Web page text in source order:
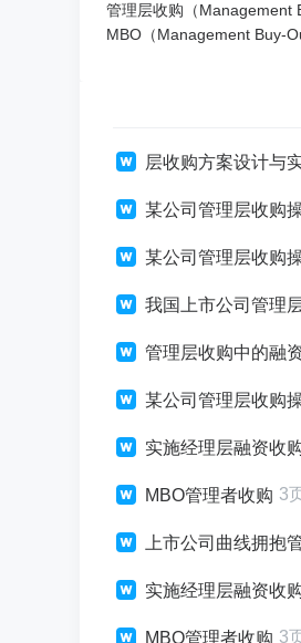
管理层收购（Management
MBO（Management Buy-
层收购方案设计与实施
某公司管理层收购
某公司管理层收购
我国上市公司管理
管理层收购中的融
某公司管理层收购
实施经理层融资收
MBO管理者收购 3
上市公司曲线拥抱
实施经理层融资收
MBO管理者收购 3